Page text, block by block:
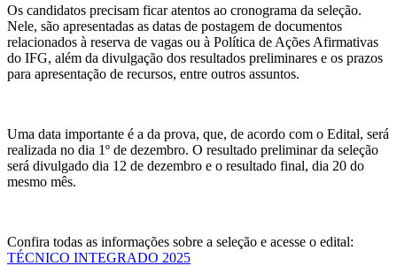
Os candidatos precisam ficar atentos ao cronograma da seleção.
Nele, são apresentadas as datas de postagem de documentos
relacionados à reserva de vagas ou à Política de Ações Afirmativas
do IFG, além da divulgação dos resultados preliminares e os prazos
para apresentação de recursos, entre outros assuntos.
Uma data importante é a da prova, que, de acordo com o Edital, será
realizada no dia 1º de dezembro. O resultado preliminar da seleção
será divulgado dia 12 de dezembro e o resultado final, dia 20 do
mesmo mês.
Confira todas as informações sobre a seleção e acesse o edital:
TÉCNICO INTEGRADO 2025